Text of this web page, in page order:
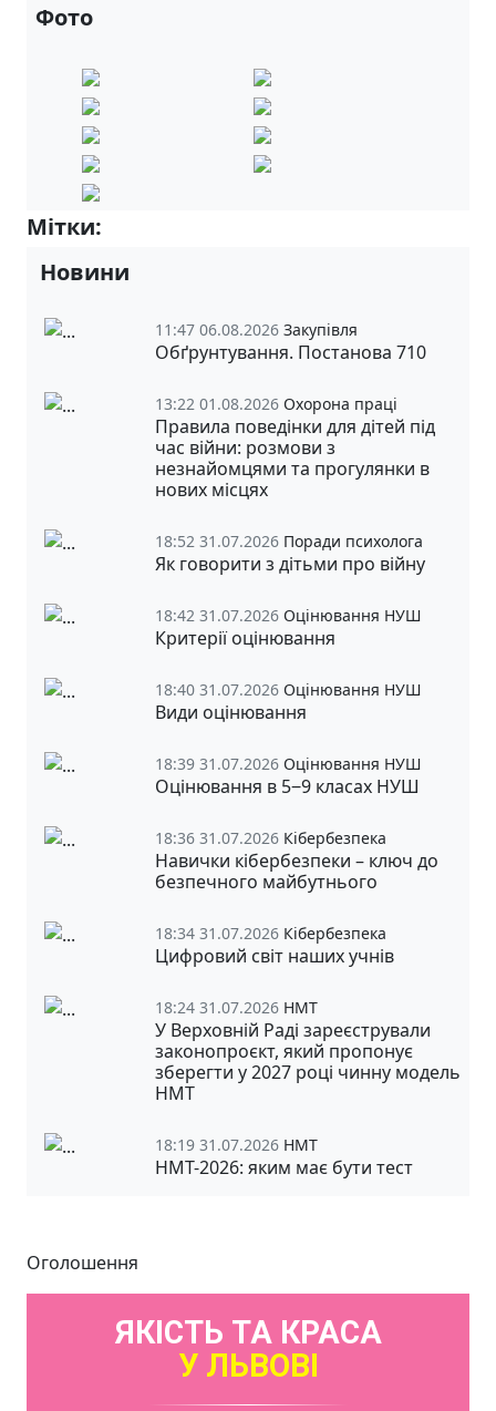
Фото
Мітки:
Новини
11:47 06.08.2026 Закупівля
Обґрунтування. Постанова 710
13:22 01.08.2026 Охорона праці
Правила поведінки для дітей під
час війни: розмови з
незнайомцями та прогулянки в
нових місцях
18:52 31.07.2026 Поради психолога
Як говорити з дітьми про війну
18:42 31.07.2026 Оцінювання НУШ
Критерії оцінювання
18:40 31.07.2026 Оцінювання НУШ
Види оцінювання
18:39 31.07.2026 Оцінювання НУШ
Оцінювання в 5‒9 класах НУШ
18:36 31.07.2026 Кібербезпека
Навички кібербезпеки – ключ до
безпечного майбутнього
18:34 31.07.2026 Кібербезпека
Цифровий світ наших учнів
18:24 31.07.2026 НМТ
У Верховній Раді зареєстрували
законопроєкт, який пропонує
зберегти у 2027 році чинну модель
НМТ
18:19 31.07.2026 НМТ
НМТ-2026: яким має бути тест
Оголошення